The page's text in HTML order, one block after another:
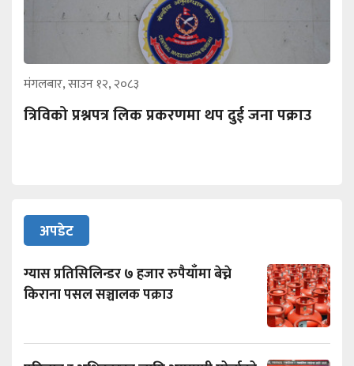
मंगलबार, साउन १२, २०८३
त्रिविको प्रश्नपत्र लिक प्रकरणमा थप दुई जना पक्राउ
अपडेट
ग्यास प्रतिसिलिन्डर ७ हजार रुपैयाँमा बेच्ने
किराना पसल सञ्चालक पक्राउ